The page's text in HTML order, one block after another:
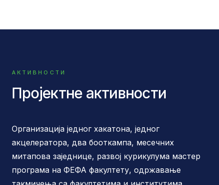
АКТИВНОСТИ
Пројектне активности
Организација једног хакатона, једног
акцелератора, два бооткампа, месечних
митапова заједнице, развој курикулума мастер
програма на ФЕФА факултету, одржавање